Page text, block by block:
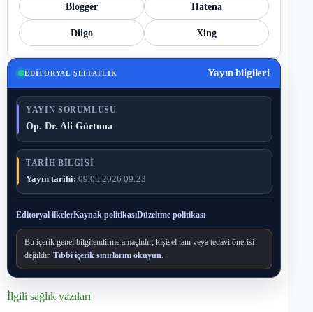
Blogger Hatena
Diigo Xing
EDITORYAL ŞEFFAFLIK Yayın bilgileri
YAYIN SORUMLUSU
Op. Dr. Ali Gürtuna
TARIH BILGISI
Yayın tarihi: 09.05.2026 09:23
Editoryal ilkelerKaynak politikasıDüzeltme politikası
Bu içerik genel bilgilendirme amaçlıdır; kişisel tanı veya tedavi önerisi
değildir. Tıbbi içerik sınırlarını okuyun.
İlgili sağlık yazıları